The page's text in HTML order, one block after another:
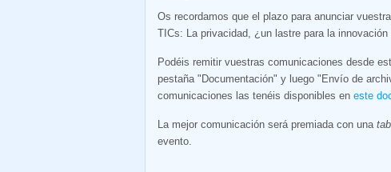
Os recordamos que el plazo para anunciar
TICs: La privacidad, ¿un lastre para la
Podéis remitir vuestras comunicaciones desde
pestaña "Documentación" y luego "Envío de
comunicaciones las tenéis disponibles en este
La mejor comunicación será premiada con una
evento.